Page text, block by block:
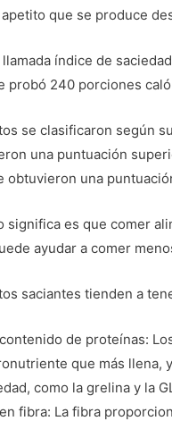
que se produce
llamada índice de
probó 240 porciones
se clasificaron según
una puntuación
obtuvieron una
significa es que comer
ayudar a comer
saciantes tienden a
de proteínas:
que más llena,
como la grelina y la
fibra: La fibra